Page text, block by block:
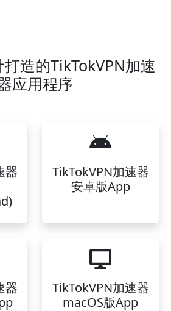
造的TikTokVPN加速
应用程序
器
TikTokVPN加速器
安卓版App
器
TikTokVPN加速器
macOS版App